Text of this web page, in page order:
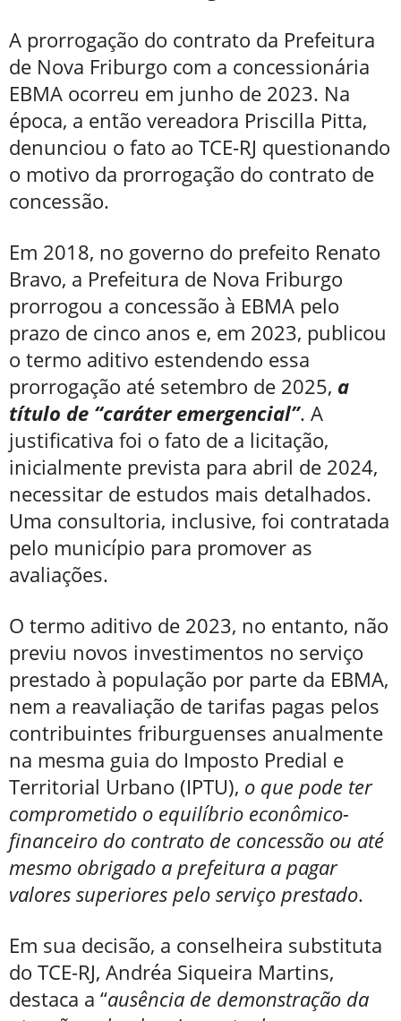
A prorrogação do contrato da Prefeitura
de Nova Friburgo com a concessionária
EBMA ocorreu em junho de 2023. Na
época, a então vereadora Priscilla Pitta,
denunciou o fato ao TCE-RJ questionando
o motivo da prorrogação do contrato de
concessão.
Em 2018, no governo do prefeito Renato
Bravo, a Prefeitura de Nova Friburgo
prorrogou a concessão à EBMA pelo
prazo de cinco anos e, em 2023, publicou
o termo aditivo estendendo essa
prorrogação até setembro de 2025, a
título de “caráter emergencial”. A
justificativa foi o fato de a licitação,
inicialmente prevista para abril de 2024,
necessitar de estudos mais detalhados.
Uma consultoria, inclusive, foi contratada
pelo município para promover as
avaliações.
O termo aditivo de 2023, no entanto, não
previu novos investimentos no serviço
prestado à população por parte da EBMA,
nem a reavaliação de tarifas pagas pelos
contribuintes friburguenses anualmente
na mesma guia do Imposto Predial e
Territorial Urbano (IPTU), o que pode ter
comprometido o equilíbrio econômico-
financeiro do contrato de concessão ou até
mesmo obrigado a prefeitura a pagar
valores superiores pelo serviço prestado.
Em sua decisão, a conselheira substituta
do TCE-RJ, Andréa Siqueira Martins,
destaca a “ausência de demonstração da